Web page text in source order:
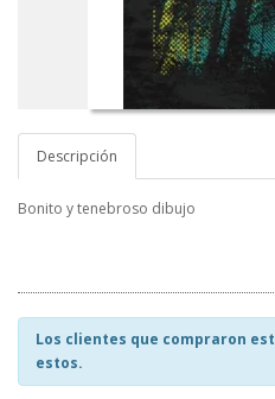
Descripción
Bonito y tenebroso dibujo
Los clientes que compraron
estos.